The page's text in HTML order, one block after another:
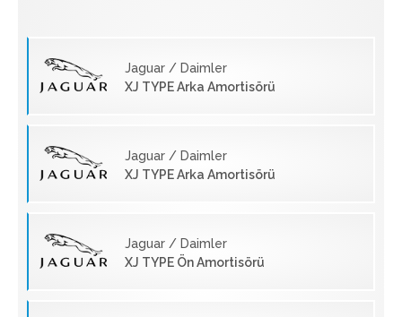
Jaguar / Daimler
XJ TYPE Arka Amortisörü
Jaguar / Daimler
XJ TYPE Arka Amortisörü
Jaguar / Daimler
XJ TYPE Ön Amortisörü